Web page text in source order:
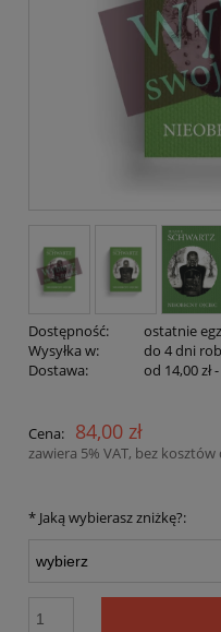
Dostępność:
ostatnie
Wysyłka w:
do 4 dni
Dostawa:
od 14,00 zł
Cena nie zawiera
Cena: 84,00 zł
zawiera 5% VAT, bez
* Jaką wybierasz zniżkę?: